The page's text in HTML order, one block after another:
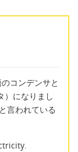
コンデンサと
）になりまし
言われている